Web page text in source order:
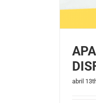
abril